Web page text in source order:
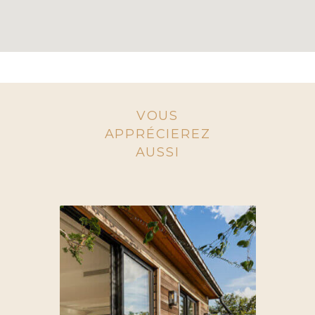
VOUS
APPRÉCIEREZ
AUSSI